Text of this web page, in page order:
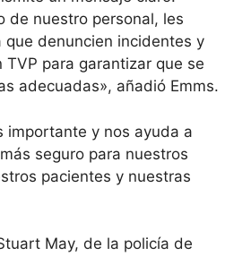
de nuestro personal, les
que denuncien incidentes y
para garantizar que se
adecuadas», añadió Emms.
importante y nos ayuda a
seguro para nuestros
pacientes y nuestras
May, de la policía de